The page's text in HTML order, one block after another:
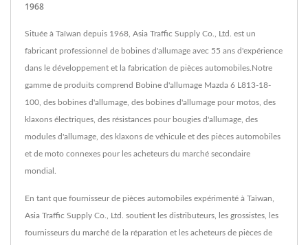
1968
Située à Taïwan depuis 1968, Asia Traffic Supply Co., Ltd. est un
fabricant professionnel de bobines d'allumage avec 55 ans d'expérience
dans le développement et la fabrication de pièces automobiles.Notre
gamme de produits comprend Bobine d'allumage Mazda 6 L813-18-
100, des bobines d'allumage, des bobines d'allumage pour motos, des
klaxons électriques, des résistances pour bougies d'allumage, des
modules d'allumage, des klaxons de véhicule et des pièces automobiles
et de moto connexes pour les acheteurs du marché secondaire
mondial.
En tant que fournisseur de pièces automobiles expérimenté à Taïwan,
Asia Traffic Supply Co., Ltd. soutient les distributeurs, les grossistes, les
fournisseurs du marché de la réparation et les acheteurs de pièces de